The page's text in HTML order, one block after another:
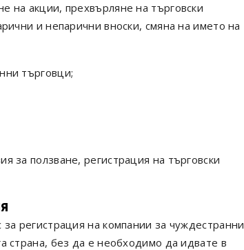
на акции, прехвърляне на търговски
и непарични вноски, смяна на името на
търговци;
за ползване, регистрация на търговски
регистрация на компании за чуждестранни
страна, без да е необходимо да идвате в